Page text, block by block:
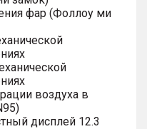
фар (Фоллоу ми
воздуха в
дисплей 12.3